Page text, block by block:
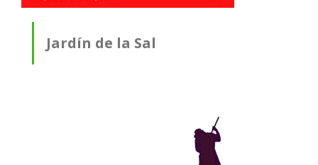
Jardín de la Sal